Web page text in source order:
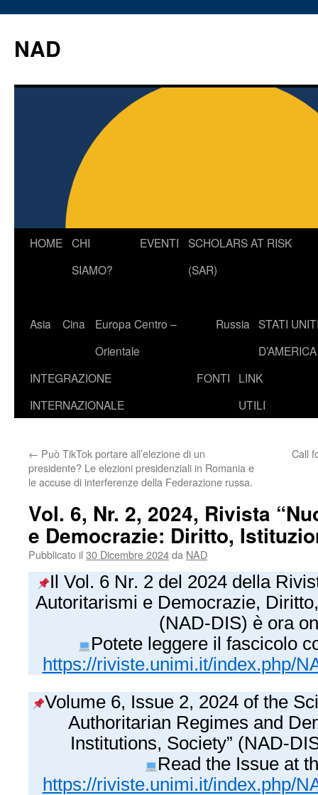
contenuto
NAD
HOME CHI
SIAMO?
EVENTI
SCHOLARS AT RISK
(SAR)
Asia Cina
Europa Centro –
Orientale
Russia STATI
D’AMERICA
INTEGRAZIONE
INTERNAZIONALE
FONTI
LINK
UTILI
← Può TikTok portare all’elezione di un
presidente? Le elezioni presidenziali in Romania e
le accuse di interferenze della Federazione russa.
Call
Vol. 6, Nr. 2, 2024, Rivista
e Democrazie: Diritto,
Pubblicato il 30 Dicembre 2024da NAD
Il Vol. 6 Nr. 2 del 2024 della
Autoritarismi e Democrazie,
(NAD-DIS) è ora
Potete leggere il fascicolo
https://riviste.unimi.it/index.php/
Volume 6, Issue 2, 2024 of the
Authoritarian Regimes and
Institutions, Society” (NAD-
Read the Issue at
https://riviste.unimi.it/index.php/